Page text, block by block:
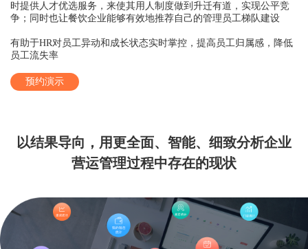
时提供人才优选服务，来使其用人制度做到升迁有道，实现公平竞
争；同时也让餐饮企业能够有效地推荐自己的管理员工梯队建设
有助于HR对员工异动和成长状态实时掌控，提高员工归属感，降低
员工流失率
预约演示
以结果导向，用更全面、智能、细致分析企业
营运管理过程中存在的现状